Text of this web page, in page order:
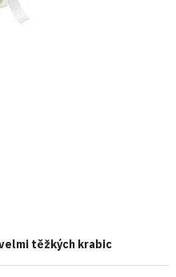
těžkých krabic